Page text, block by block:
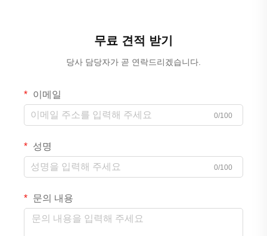
무료 견적 받기
당사 담당자가 곧 연락드리겠습니다.
이메일
0/100
성명
0/100
문의 내용